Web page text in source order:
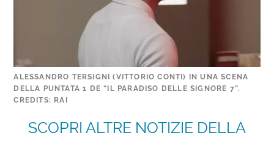
ALESSANDRO TERSIGNI (VITTORIO CONTI) IN UNA SCENA
DELLA PUNTATA 1 DE “IL PARADISO DELLE SIGNORE 7”.
CREDITS: RAI
SCOPRI ALTRE NOTIZIE DELLA